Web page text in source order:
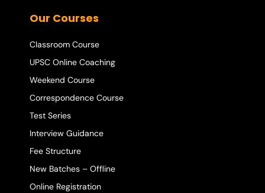
Our Courses
Classroom Course
UPSC Online Coaching
Weekend Course
Correspondence Course
Test Series
Interview Guidance
Fee Structure
New Batches – Offline
Online Registration